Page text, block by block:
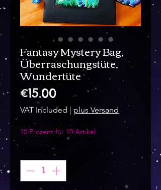
Fantasy Mystery Bag,
Überraschungstüte,
Wundertüte
€15.00Price
VAT Included | plus Versand
10 Prozent für 10 Artikel
Quantity